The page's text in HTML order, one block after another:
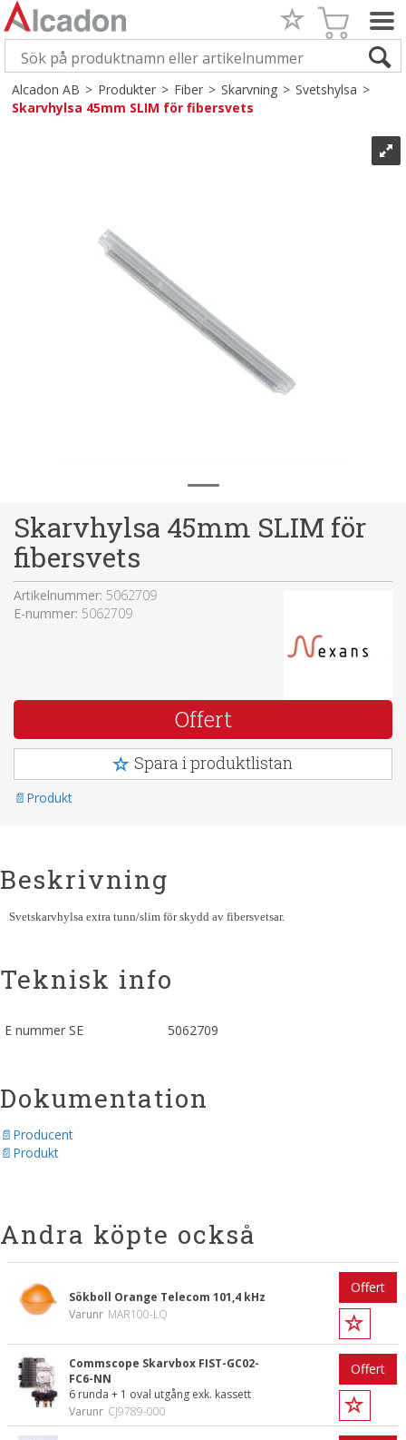
Alcadon AB>Produkter>Fiber>Skarvning>Svetshylsa>
Skarvhylsa 45mm SLIM för fibersvets
Skarvhylsa 45mm SLIM för
fibersvets
Artikelnummer: 5062709
E-nummer: 5062709
Offert
Spara i produktlistan
Produkt
Beskrivning
Svetskarvhylsa extra tunn/slim för skydd av fibersvetsar.
Teknisk info
E nummer SE 5062709
Dokumentation
Producent
Produkt
Andra köpte också
Sökboll Orange Telecom 101,4 kHz
Varunr MAR100-LQ
Offert
Commscope Skarvbox FIST-GC02-
FC6-NN
6 runda + 1 oval utgång exk. kassett
Varunr CJ9789-000
Offert